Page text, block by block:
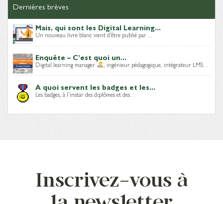
Dernières brèves
Mais, qui sont les Digital Learning...
Un nouveau livre blanc vient d’être publié par…
Enquête – C’est quoi un...
Digital learning manager , ingénieur pédagogique, intégrateur LMS…
A quoi servent les badges et les...
Les badges, à l’instar des diplômes et des…
Inscrivez-vous à